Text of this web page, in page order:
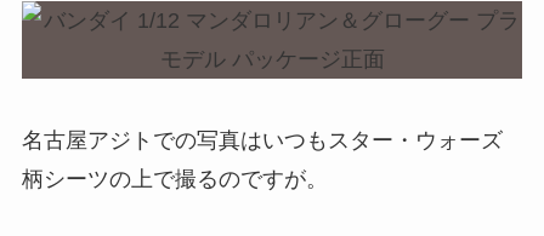
名古屋アジトでの写真はいつもスター・ウォーズ
柄シーツの上で撮るのですが。